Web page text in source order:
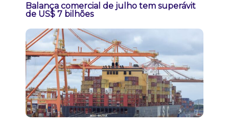
Balança comercial de julho tem superávit
de US$ 7 bilhões